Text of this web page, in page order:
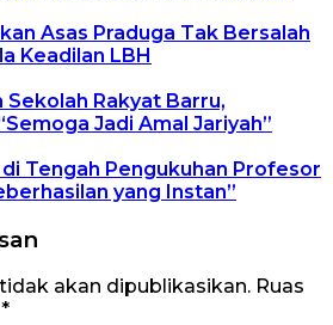
Asas Praduga Tak Bersalah
Keadilan LBH
Sekolah Rakyat Barru,
Jadi Amal Jariyah”
Tengah Pengukuhan Profesor
yang Instan”
akan dipublikasikan. Ruas
*